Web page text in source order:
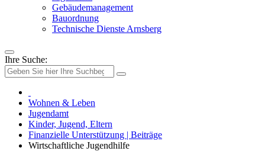
Gebäudemanagement
Bauordnung
Technische Dienste Arnsberg
Ihre Suche:
Wohnen & Leben
Jugendamt
Kinder, Jugend, Eltern
Finanzielle Unterstützung | Beiträge
Wirtschaftliche Jugendhilfe